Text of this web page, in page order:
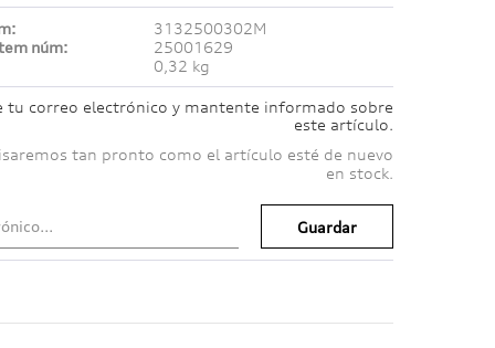
3132500302M
núm:
25001629
0,32 kg
tu correo electrónico y mantente informado sobre
este artículo.
tan pronto como el artículo esté de nuevo
en stock.
Guardar